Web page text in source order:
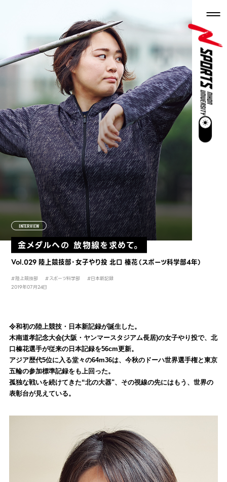
INTERVIEW
金メダルへの 放物線を求めて。
Vol.029 陸上競技部・女子やり投 北口 榛花（スポーツ科学部4年）
#陸上競技部 #スポーツ科学部
#日本新記録
2019年07月24日
令和初の陸上競技・日本新記録が誕生した。
木南道孝記念大会(大阪・ヤンマースタジアム長居)の女子やり投で、北
口榛花選手が従来の日本記録を56cm更新。
アジア歴代5位に入る堂々の64m36は、今秋のドーハ世界選手権と東京
五輪の参加標準記録をも上回った。
孤独な戦いを続けてきた“北の大器"、その視線の先にはもう、世界の
表彰台が見えている。